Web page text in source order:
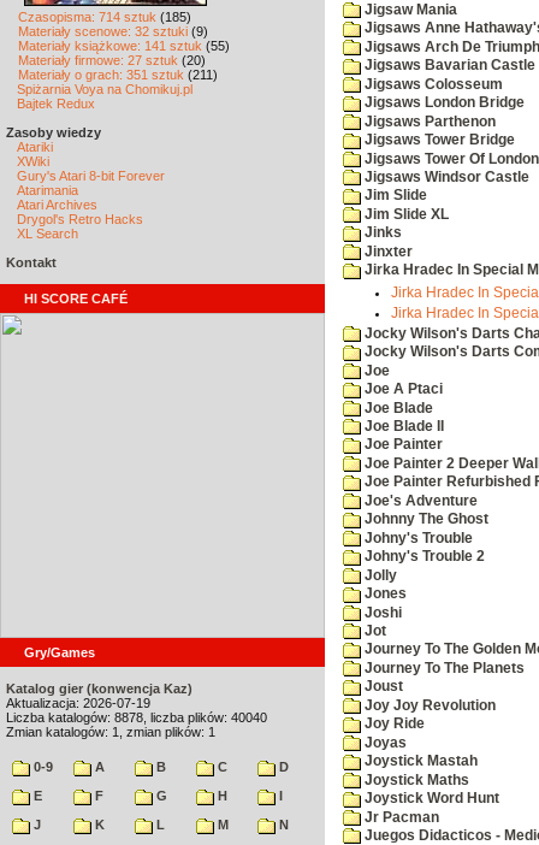
Czasopisma: 714 sztuk (185)
Materiały scenowe: 32 sztuki (9)
Materiały książkowe: 141 sztuk (55)
Materiały firmowe: 27 sztuk (20)
Materiały o grach: 351 sztuk (211)
Spiżarnia Voya na Chomikuj.pl
Bajtek Redux
Zasoby wiedzy
Atariki
XWiki
Gury's Atari 8-bit Forever
Atarimania
Atari Archives
Drygol's Retro Hacks
XL Search
Kontakt
HI SCORE CAFÉ
Gry/Games
Katalog gier (konwencja Kaz)
Aktualizacja: 2026-07-19
Liczba katalogów: 8878, liczba plików: 40040
Zmian katalogów: 1, zmian plików: 1
0-9 A B C
D
E
F G H
I
J
K L M
N
Jigsaw Mania
Jigsaws Anne
Jigsaws Arch De Triumph
Jigsaws Bavarian Castle
Jigsaws Colosseum
Jigsaws London Bridge
Jigsaws Parthenon
Jigsaws Tower Bridge
Jigsaws Tower Of London
Jigsaws Windsor Castle
Jim Slide
Jim Slide XL
Jinks
Jinxter
Jirka Hradec In Special
Jirka Hradec In
Jirka Hradec In
Jocky Wilson's Darts
Jocky Wilson's Darts
Joe
Joe A Ptaci
Joe Blade
Joe Blade II
Joe Painter
Joe Painter 2 Deeper
Joe Painter Refurbished
Joe's Adventure
Johnny The Ghost
Johny's Trouble
Johny's Trouble 2
Jolly
Jones
Joshi
Jot
Journey To The Golden
Journey To The Planets
Joust
Joy Joy Revolution
Joy Ride
Joyas
Joystick Mastah
Joystick Maths
Joystick Word Hunt
Jr Pacman
Juegos Didacticos -